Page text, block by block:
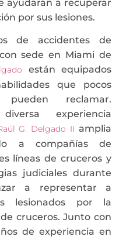
ayudarán a recuperar
por sus lesiones.
de accidentes de
sede en Miami de
están equipados
que pocos
pueden reclamar.
experiencia
G. Delgado II amplia
a compañías de
líneas de cruceros y
judiciales durante
a representar a
lesionados por la
cruceros. Junto con
de experiencia en